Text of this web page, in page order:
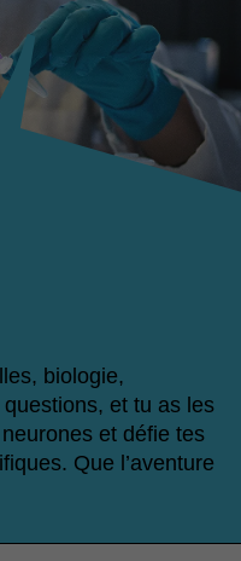
biologie,
et tu as les
et défie tes
Que l’aventure